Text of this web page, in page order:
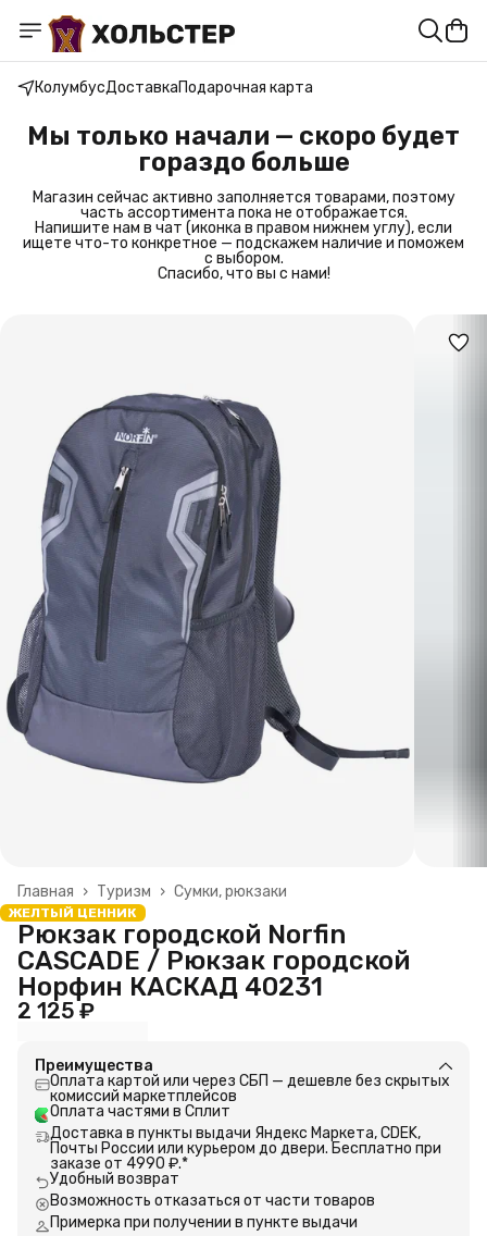
КолумбусДоставкаПодарочная карта
Мы только начали — скоро будет
гораздо больше
Магазин сейчас активно заполняется товарами, поэтому
часть ассортимента пока не отображается.
Напишите нам в чат (иконка в правом нижнем углу), если
ищете что-то конкретное — подскажем наличие и поможем
с выбором.
Спасибо, что вы с нами!
Сумки, рюкзаки
Туризм ›
Главная ›
ЖЕЛТЫЙ ЦЕННИК
Рюкзак городской Norfin
CASCADE / Рюкзак городской
Норфин КАСКАД 40231
2 125 ₽
Преимущества
Оплата картой или через СБП — дешевле без скрытых
комиссий маркетплейсов
Оплата частями в Сплит
Доставка в пункты выдачи Яндекс Маркета, CDEK,
Почты России или курьером до двери. Бесплатно при
заказе от 4990 ₽.*
Удобный возврат
Возможность отказаться от части товаров
Примерка при получении в пункте выдачи